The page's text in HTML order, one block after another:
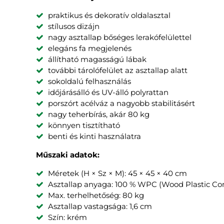
praktikus és dekoratív oldalasztal
stílusos dizájn
nagy asztallap bőséges lerakófelülettel
elegáns fa megjelenés
állítható magasságú lábak
további tárolófelület az asztallap alatt
sokoldalú felhasználás
időjárásálló és UV-álló polyrattan
porszórt acélváz a nagyobb stabilitásért
nagy teherbírás, akár 80 kg
könnyen tisztítható
benti és kinti használatra
Műszaki adatok:
Méretek (H × Sz × M): 45 × 45 × 40 cm
Asztallap anyaga: 100 % WPC (Wood Plastic
Max. terhelhetőség: 80 kg
Asztallap vastagsága: 1,6 cm
Szín: krém